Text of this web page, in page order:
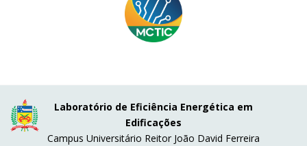
Laboratório de Eficiência Energética em
Edificações
Campus Universitário Reitor João David Ferreira